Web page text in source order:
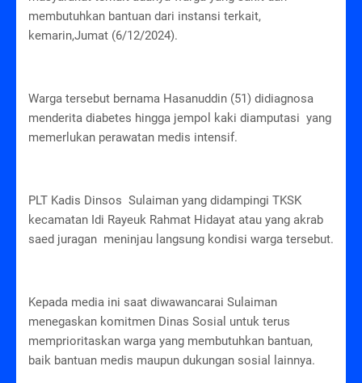
membutuhkan bantuan dari instansi terkait,
kemarin,Jumat (6/12/2024).
Warga tersebut bernama Hasanuddin (51) didiagnosa
menderita diabetes hingga jempol kaki diamputasi yang
memerlukan perawatan medis intensif.
PLT Kadis Dinsos Sulaiman yang didampingi TKSK
kecamatan Idi Rayeuk Rahmat Hidayat atau yang akrab
saed juragan meninjau langsung kondisi warga tersebut.
Kepada media ini saat diwawancarai Sulaiman
menegaskan komitmen Dinas Sosial untuk terus
memprioritaskan warga yang membutuhkan bantuan,
baik bantuan medis maupun dukungan sosial lainnya.